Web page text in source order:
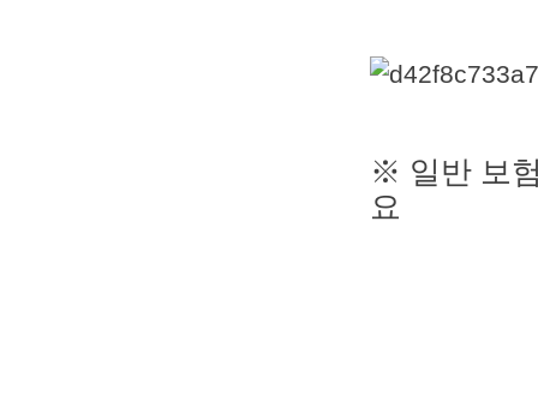
※ 일반 보
요